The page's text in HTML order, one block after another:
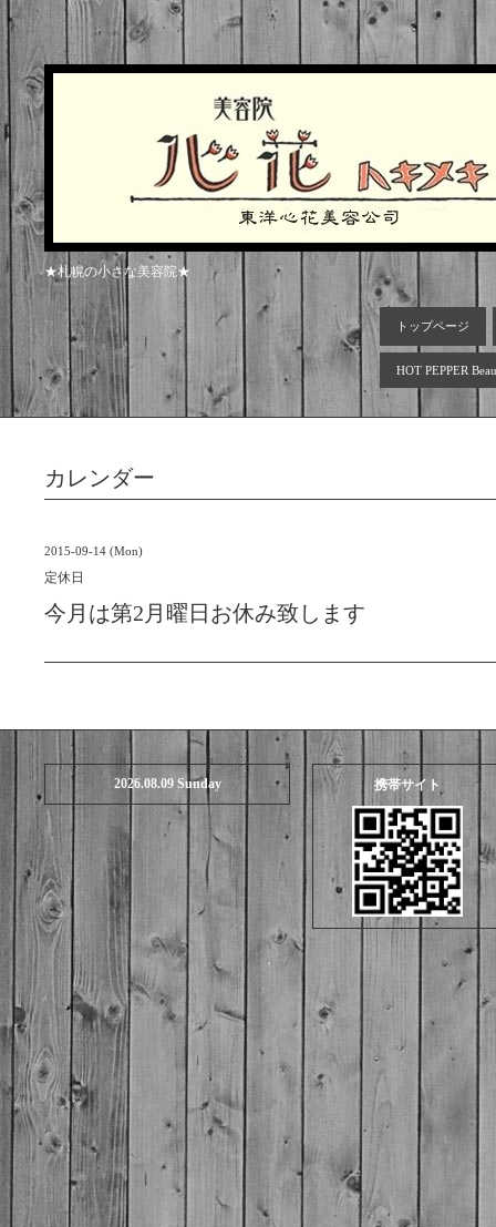
★札幌の小さな美容院★
トップページ
HOT PEPPER
カレンダー
2015-09-14 (Mon)
定休日
今月は第2月曜日お休み致します
2026.08.09 Sunday 携帯サイト